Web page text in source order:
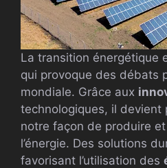
La transition énergétique
qui provoque des débats
mondiale. Grâce aux
technologiques, il devient
notre façon de produire
l’énergie. Des solutions
favorisant l’utilisation des